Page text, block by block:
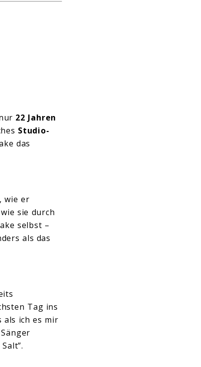
22 Jahren
Studio-
das
wie er
sie durch
selbst –
als das
Tag ins
als ich es mir